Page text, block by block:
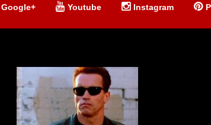
Google+ Youtube Instagram